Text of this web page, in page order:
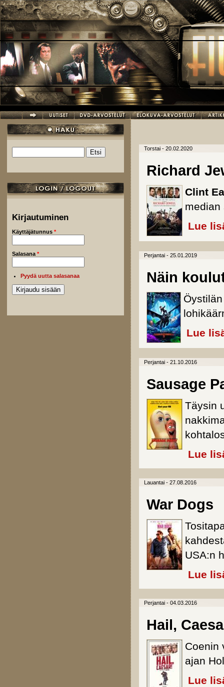
Hyppää pääsisältöön
Hakulomake
Kirjautuminen
Käyttäjätunnus *
Salasana *
Pyydä uutta salasanaa
Torstai - 20.02.2020
Richard
Clint
median
Lue
Perjantai - 25.01.2019
Näin
Lue
Perjantai - 21.10.2016
Sausage
Täysin
Lue
Lauantai - 27.08.2016
War Dogs
USA:n
Lue
Perjantai - 04.03.2016
Hail,
Coenin
ajan
Lue